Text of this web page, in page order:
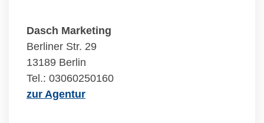
Dasch Marketing
Berliner Str. 29
13189 Berlin
Tel.: 03060250160
zur Agentur